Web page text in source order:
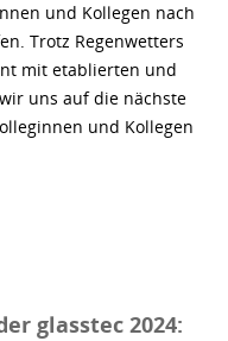
und Kollegen nach
Trotz Regenwetters
mit etablierten und
uns auf die nächste
und Kollegen
glasstec 2024: